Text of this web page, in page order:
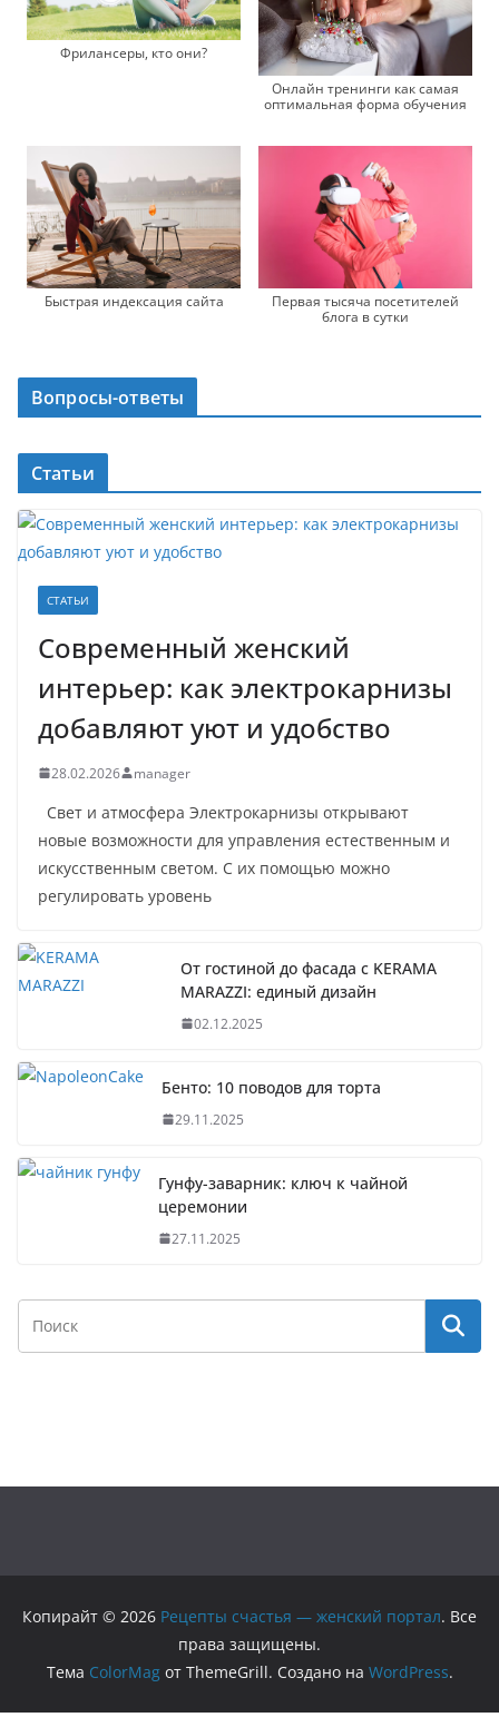
Фрилансеры, кто они?
Онлайн тренинги как самая
оптимальная форма обучения
Быстрая индексация сайта
Первая тысяча посетителей
блога в сутки
Вопросы-ответы
Статьи
СТАТЬИ
Современный женский
интерьер: как электрокарнизы
добавляют уют и удобство
28.02.2026 manager
Свет и атмосфера Электрокарнизы открывают
новые возможности для управления естественным и
искусственным светом. С их помощью можно
регулировать уровень
От гостиной до фасада с KERAMA
MARAZZI: единый дизайн
02.12.2025
Бенто: 10 поводов для торта
29.11.2025
Гунфу-заварник: ключ к чайной
церемонии
27.11.2025
Копирайт © 2026 Рецепты счастья — женский портал. Все
права защищены.
Тема ColorMagот ThemeGrill. Создано на WordPress.